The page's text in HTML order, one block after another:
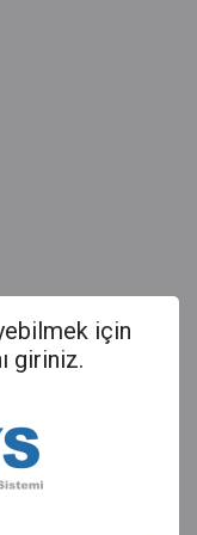
için
giriniz.